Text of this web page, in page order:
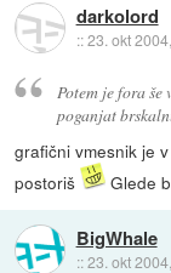
darkolord
::23. okt
Potem je fora še
poganjat
grafični vmesnik je
postoriš
Glede
BigWhale
::23. okt